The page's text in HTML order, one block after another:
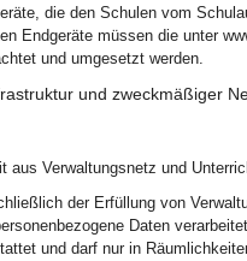
die den Schulen vom
Endgeräte müssen die unter
und umgesetzt werden.
und zweckmäßiger
aus Verwaltungsnetz und
der Erfüllung von
Daten
und darf nur in